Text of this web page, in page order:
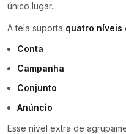
único lugar.
A tela suporta quatro níveis
Conta
Campanha
Conjunto
Anúncio
Esse nível extra de